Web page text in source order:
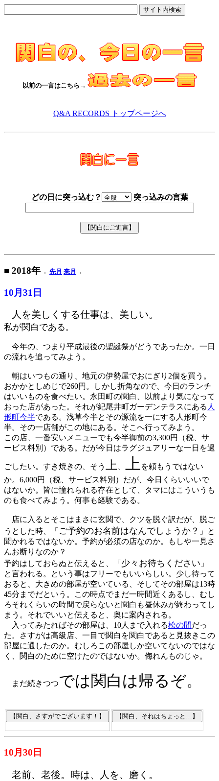
以前の一言はこちら→
Q&A RECORDS トップページへ
どの日に突っ込む？ 突っ込みの言葉
■ 2018年 ←先月 来月 →
10月31日
人を美しくする仕事は、美しい。
私が関白である 。
今年の、つまり平成最後の聖誕祭がどうであったか。一日
の流れを追ってみよう。
朝はいつもの通り、地元の伊勢屋でおにぎり2個を買う。
おかかとしめじで260円。しかし折角なので、今日のランチ
はいいものを食べたい。永田町の関白、以前より気になって
おった店があった。それが紀尾井町ガーデンテラスにある 人
形町今半である。浅草今半とその源流を一にする人形町今
半。その一店舗がこの地にある。そこへ行ってみよう。
この店、一番安いメニューでも今半御前の3,300円（税、サ
ービス料別）である。だが今日はラグジュアリーな一日を過
ごしたい。すき焼きの、そう 上 上を頼もうではない
か。6,000円（税、サービス料別）だが、今日くらいいいで
はないか。皆に憧れられる存在として、タマにはこういうも
のも食べてみよう。何事も経験である。
店に入るとそこはまさに玄関で、クツを脱ぐ訳だが、脱ご
うとした時、「 ご予約のお名前はなんでしょうか？ 」と
聞かれるではないか。予約が必須の店なのか。もしや一見さ
んお断りなのか？
予約はしておらぬと伝えると、「 少々お待ちください 」
と言われる。という事はフリーでもいいらしい。少し待って
おると、大きめの部屋が空いている、そしてその部屋は13時
45分までだという。この時点でまだ一時間近くあるし、むし
ろそれくらいの時間で戻らないと関白も昼休みが終わってし
まう。それでいいと伝えると、奥に案内される。
入ってみたればその部屋は、10人まで入れる松の間だっ
た。さすがは高級店、一目で関白を関白であると見抜きこの
部屋に通したのか。むしろこの部屋しか空いてないのではな
く、関白のために空けたのではないか。侮れんものじゃ。
まだ続きつつでは関白は帰るぞ。
10月30日
老前、老後。時は、人を、磨く。